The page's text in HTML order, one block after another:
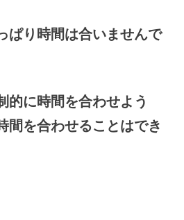
ぱり時間は合いませんで
的に時間を合わせよう
間を合わせることはでき